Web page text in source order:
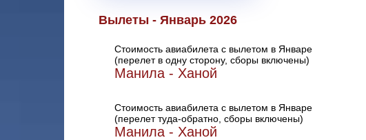
Вылеты - Январь 2026
Стоимость авиабилета с вылетом в Январе
(перелет в одну сторону, сборы включены)
Манила - Ханой
Стоимость авиабилета с вылетом в Январе
(перелет туда-обратно, сборы включены)
Манила - Ханой